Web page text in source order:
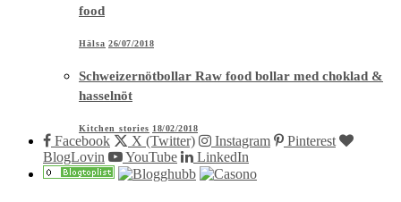
food
Hälsa 26/07/2018
Schweizernötbollar Raw food bollar med choklad &
hasselnöt
Kitchen stories 18/02/2018
Facebook X (Twitter) Instagram
Pinterest
BlogLovin
YouTube LinkedIn